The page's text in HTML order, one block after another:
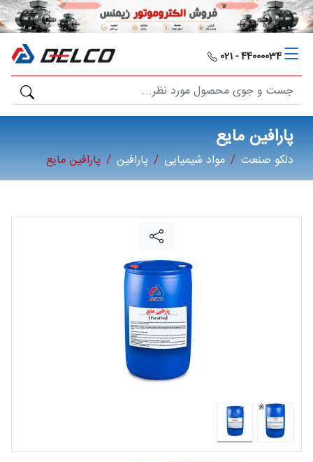
دلکو
صنعت
محصولات
مصارف
صنعتی
مقالات
گالری
درباره
ما
44000034 - 021
پارافین مایع
دلکو صنعت مواد شیمیایی پارافین پارافین مایع